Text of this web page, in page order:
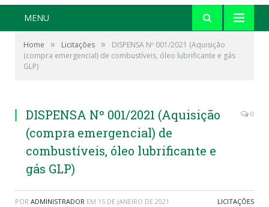
MENU
Home » Licitações »
DISPENSA Nº 001/2021 (Aquisição
(compra emergencial) de combustíveis, óleo lubrificante e gás
GLP)
DISPENSA Nº 001/2021 (Aquisição
(compra emergencial) de
combustíveis, óleo lubrificante e
gás GLP)
0
POR ADMINISTRADOR EM 15 DE JANEIRO DE 2021 LICITAÇÕES